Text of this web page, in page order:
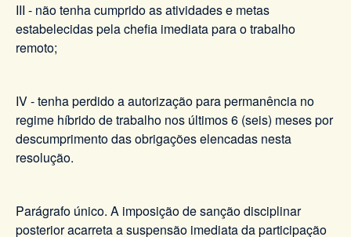
III - não tenha cumprido as atividades e metas
estabelecidas pela chefia imediata para o trabalho
remoto;
IV - tenha perdido a autorização para permanência no
regime híbrido de trabalho nos últimos 6 (seis) meses por
descumprimento das obrigações elencadas nesta
resolução.
Parágrafo único. A imposição de sanção disciplinar
posterior acarreta a suspensão imediata da participação